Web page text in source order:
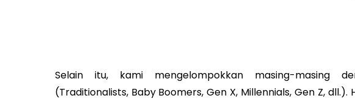
Selain itu, kami mengelompokkan masing-masing
(Traditionalists, Baby Boomers, Gen X, Millennials, Gen Z,